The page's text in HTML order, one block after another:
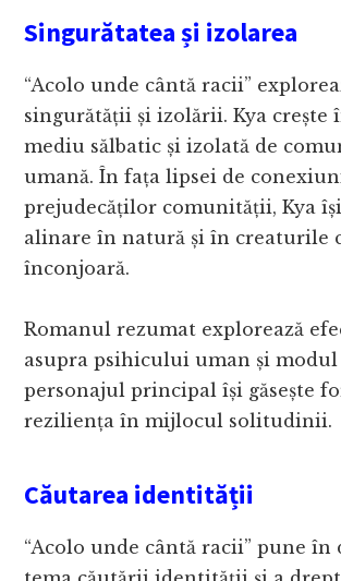
Singurătatea și izolarea
“Acolo unde cântă racii”
singurătății și izolării. Kya crește
mediu sălbatic și izolată de
umană. În fața lipsei de
prejudecăților comunității, Kya își
alinare în natură și în creaturile
înconjoară.
Romanul rezumat explorează
asupra psihicului uman și modul
personajul principal își găsește
reziliența în mijlocul solitudinii.
Căutarea identității
“Acolo unde cântă racii” pune în